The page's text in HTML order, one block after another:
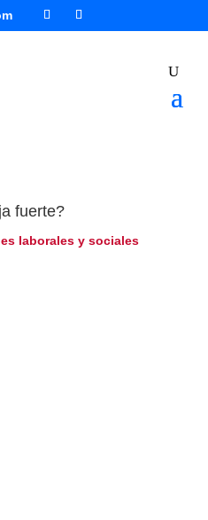
fuerte?
laborales y sociales